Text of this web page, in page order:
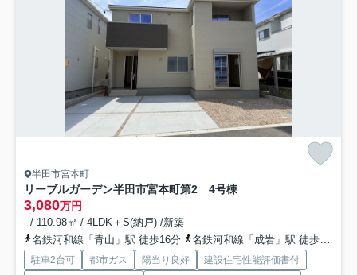
半田市宮本町
リーブルガーデン半田市宮本町第2 4号棟
3,080万円
- / 110.98㎡ / 4LDK＋S(納戸) /新築
名鉄河和線「青山」駅 徒歩16分
名鉄河和線「成岩」駅 徒歩19分
駐車2台可 都市ガス 陽当り良好
建設住宅性能評価書付